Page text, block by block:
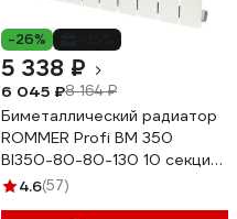
-26%
5 338 ₽
6 045 ₽8 164 ₽
Биметаллический радиатор
ROMMER Profi BM 350
BI350-80-80-130 10 секций
RAL9016 86632
4.6(57)